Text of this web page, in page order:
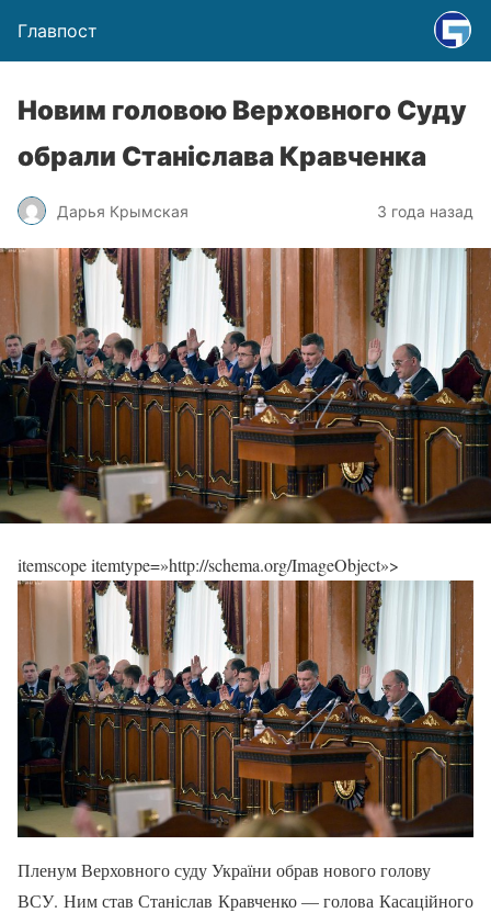
Главпост
Новим головою Верховного Суду
обрали Станіслава Кравченка
Дарья Крымская 3 года назад
itemscope itemtype=»http://schema.org/ImageObject»>
Пленум Верховного суду України обрав нового голову
ВСУ. Ним став Станіслав Кравченко — голова Касаційного